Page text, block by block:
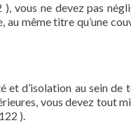
vous ne devez pas
même titre qu’une
et d’isolation au sein de
vous devez tout
).